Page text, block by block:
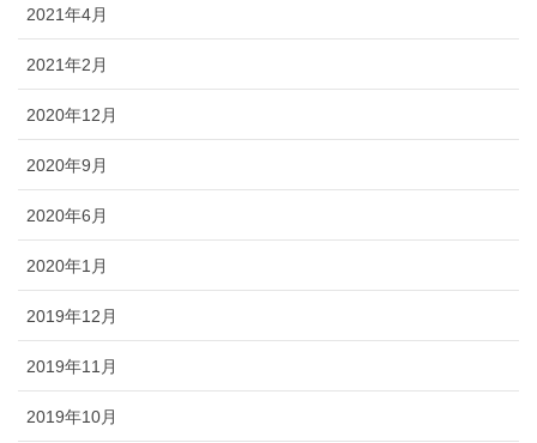
2021年4月
2021年2月
2020年12月
2020年9月
2020年6月
2020年1月
2019年12月
2019年11月
2019年10月